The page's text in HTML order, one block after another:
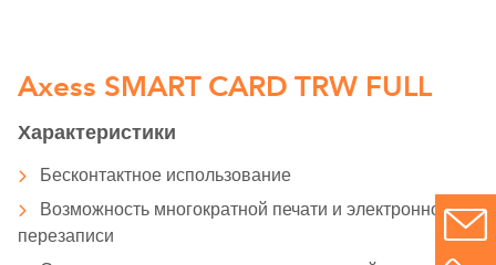
Axess SMART CARD TRW FULL
Характеристики
Бесконтактное использование
Возможность многократной печати и электронной
перезаписи